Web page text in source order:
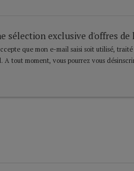
sélection exclusive d'offres
que mon e-mail saisi soit utilisé,
A tout moment, vous pourrez vous